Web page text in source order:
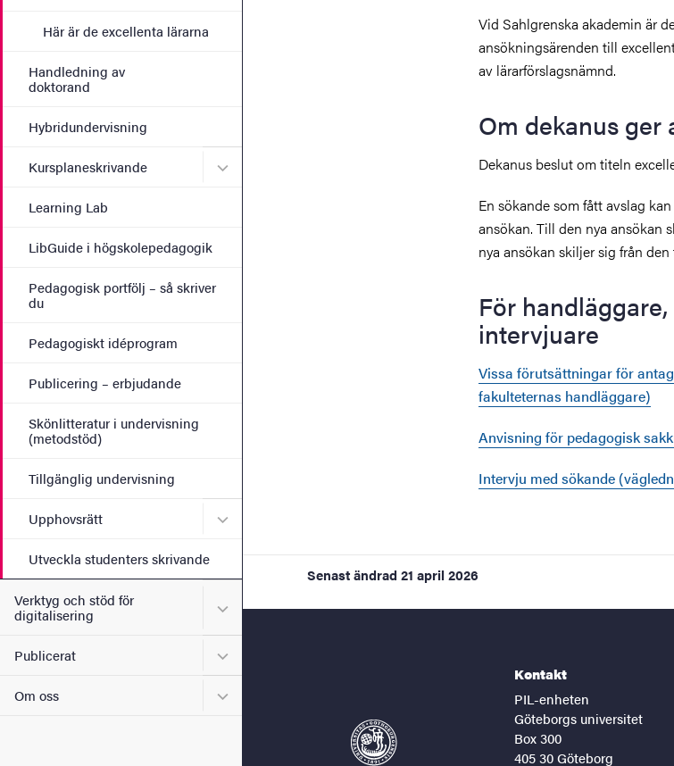
Här är de excellenta lärarna
Handledning av
doktorand
Hybridundervisning
Kursplaneskrivande Undermeny för Kursplaneskrivande
Learning Lab
LibGuide i högskolepedagogik
Pedagogisk portfölj – så skriver
du
Pedagogiskt idéprogram
Publicering – erbjudande
Skönlitteratur i undervisning
(metodstöd)
Tillgänglig undervisning
Upphovsrätt Undermeny för Upphovsrätt
Utveckla studenters skrivande
Verktyg och stöd för
digitalisering
Undermeny för Verktyg och stöd för digitalisering
Publicerat Undermeny för Publicerat
Om oss Undermeny för Om oss
Vid Sahlgrenska akademin är
ansökningsärenden till
av lärarförslagsnämnd.
Om dekanus ger
Dekanus beslut om titeln
En sökande som fått avslag
ansökan. Till den nya ansökan
nya ansökan skiljer sig från den
För
intervjuare
Vissa förutsättningar för
fakulteternas handläggare)
Anvisning för pedagogisk
Intervju med sökande
Senast ändrad 21 april 2026
Kontakt
PIL-enheten
Göteborgs universitet
Box 300
405 30 Göteborg